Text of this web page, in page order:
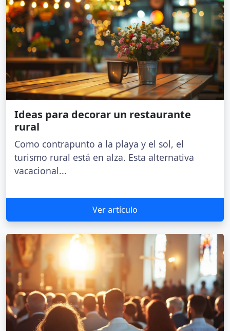
Ideas para decorar un restaurante
rural
Como contrapunto a la playa y el sol, el
turismo rural está en alza. Esta alternativa
vacacional...
Ver artículo